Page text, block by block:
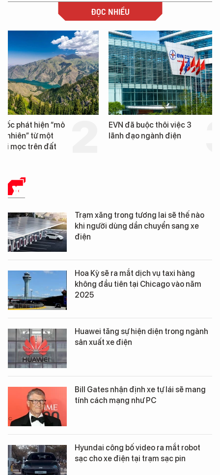
ĐỌC NHIỀU
EVN đã buộc thôi việc 3
lãnh đạo ngành điện
Loạt dự án bất động
Đà Nẵng sắp bị kiểm
XE
Trạm xăng trong tương lai sẽ thế nào
khi người dùng dần chuyển sang xe
điện
Hoa Kỳ sẽ ra mắt dịch vụ taxi hàng
không đầu tiên tại Chicago vào năm
2025
Huawei tăng sự hiện diện trong ngành
sản xuất xe điện
Bill Gates nhận định xe tự lái sẽ mang
tính cách mạng như PC
Hyundai công bố video ra mắt robot
sạc cho xe điện tại trạm sạc pin